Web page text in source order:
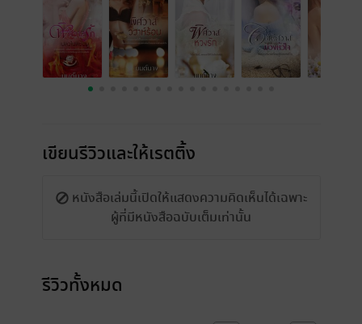
เขียนรีวิวและให้เรตติ้ง
หนังสือเล่มนี้เปิดให้แสดงความคิดเห็นได้เฉพาะ
ผู้ที่มีหนังสือฉบับเต็มเท่านั้น
รีวิวทั้งหมด